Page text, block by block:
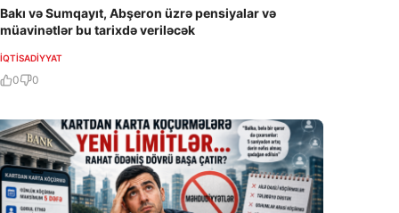
Bakı və Sumqayıt, Abşeron üzrə pensiyalar və
müavinətlər bu tarixdə veriləcək
İQTISADIYYAT
0 0